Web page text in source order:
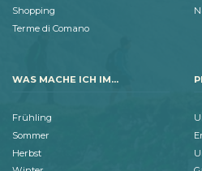
Shopping
Terme di Comano
WAS MACHE ICH IM...
Frühling
Sommer
Herbst